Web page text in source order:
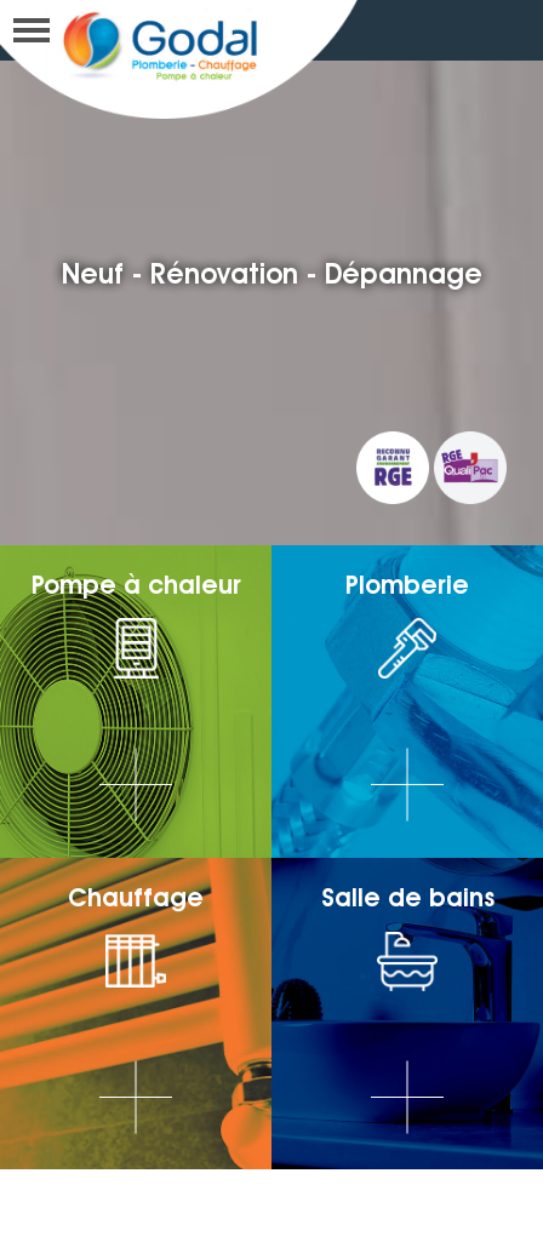
Neuf - Rénovation - Dépannage
Pompe à chaleur Plomberie
Chauffage Salle de bains